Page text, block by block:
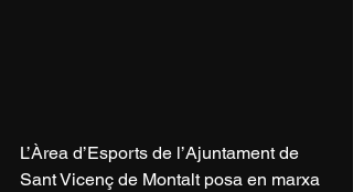
L’Àrea d’Esports de l’Ajuntament de
Sant Vicenç de Montalt posa en marxa